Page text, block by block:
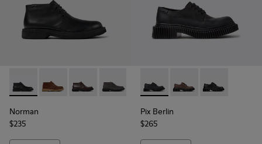
Norman - K300513-001 - Bottines en cuir noir pour homme.
Norman - K300513-006
Norman - K300513-005
Norman - K300513-003
Norman - K300513-002
Norman
$235
Pix Berlin - K101051-004 -
Pix Berlin - K101051-
Pix Berlin -
Pix Berlin
$265